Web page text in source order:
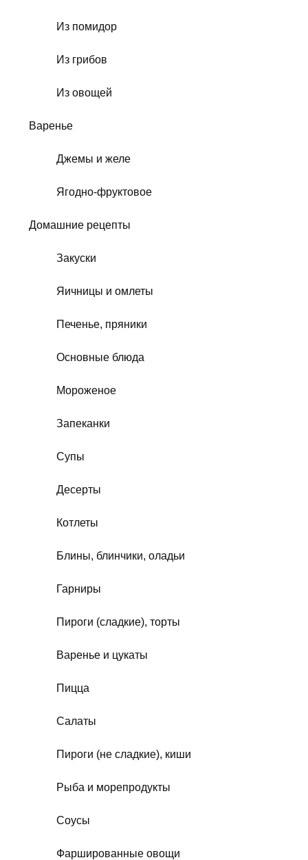
Из помидор
Из грибов
Из овощей
Варенье
Джемы и желе
Ягодно-фруктовое
Домашние рецепты
Закуски
Яичницы и омлеты
Печенье, пряники
Основные блюда
Мороженое
Запеканки
Супы
Десерты
Котлеты
Блины, блинчики, оладьи
Гарниры
Пироги (сладкие), торты
Варенье и цукаты
Пицца
Салаты
Пироги (не сладкие), киши
Рыба и морепродукты
Соусы
Фаршированные овощи